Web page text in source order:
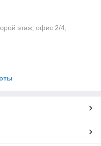
этаж, офис 2/4,